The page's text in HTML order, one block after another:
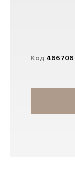
Код 466706